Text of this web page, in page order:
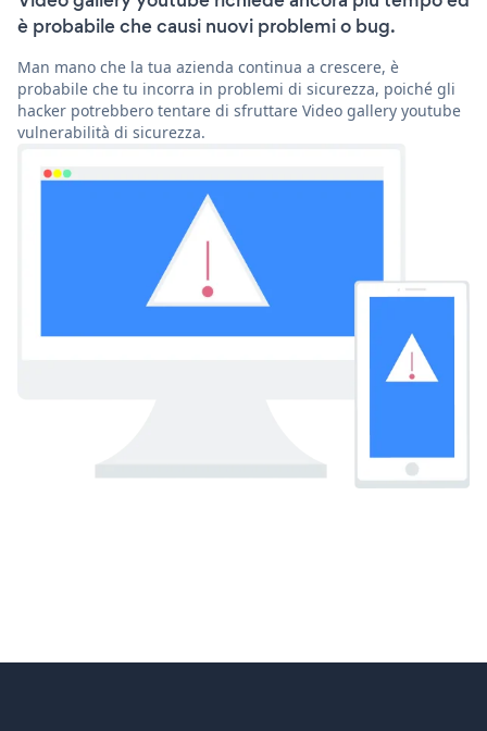
è probabile che causi nuovi problemi o bug.
Man mano che la tua azienda continua a crescere, è
probabile che tu incorra in problemi di sicurezza, poiché gli
hacker potrebbero tentare di sfruttare Video gallery youtube
vulnerabilità di sicurezza.